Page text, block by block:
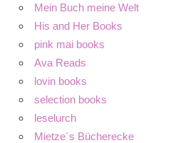
Mein Buch meine Welt
His and Her Books
pink mai books
Ava Reads
lovin books
selection books
leselurch
Mietze´s Bücherecke